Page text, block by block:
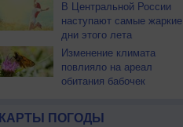
В Центральной России
наступают самые жаркие
дни этого лета
Изменение климата
повлияло на ареал
обитания бабочек
КАРТЫ ПОГОДЫ